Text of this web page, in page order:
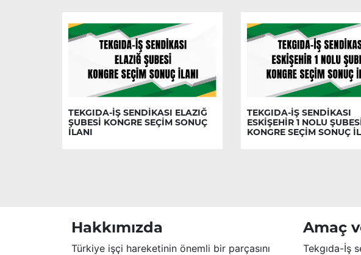
TEKGIDA-İŞ SENDİKASI ELAZIĞ
ŞUBESİ KONGRE SEÇİM SONUÇ
İLANI
TEKGIDA-İŞ SENDİKASI
ESKİŞEHİR 1 NOLU
KONGRE SEÇİM SONUÇ
Hakkımızda
Türkiye işçi hareketinin önemli bir parçasını
Amaç
Tekgıda-İş